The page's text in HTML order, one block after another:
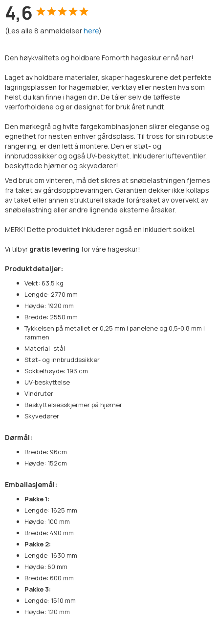
4,6
(Les alle8anmeldelserhere)
Den høykvalitets og holdbare Fornorth hageskur er nå her!
Laget av holdbare materialer, skaper hageskurene det perfekte
lagringsplassen for hagemøbler, verktøy eller nesten hva som
helst du kan finne i hagen din. De tåler selv de tøffeste
værforholdene og er designet for bruk året rundt.
Den mørkegrå og hvite fargekombinasjonen sikrer eleganse og
egnethet for nesten enhver gårdsplass. Til tross for sin robuste
rangering, er den lett å montere. Den er støt- og
innbruddssikker og også UV-beskyttet. Inkluderer lufteventiler,
beskyttede hjørner og skyvedører!
Ved bruk om vinteren, må det sikres at snøbelastningen fjernes
fra taket av gårdsoppbevaringen. Garantien dekker ikke kollaps
av taket eller annen strukturell skade forårsaket av overvekt av
snøbelastning eller andre lignende eksterne årsaker.
MERK! Dette produktet inkluderer også en inkludert sokkel.
Vi tilbyr gratis levering for våre hageskur!
Produktdetaljer:
Vekt: 63,5 kg
Lengde: 2770 mm
Høyde: 1920 mm
Bredde: 2550 mm
Tykkelsen på metallet er 0,25 mm i panelene og 0,5-0,8 mm i
rammen
Material: stål
Støt- og innbruddssikker
Sokkelhøyde: 193 cm
UV-beskyttelse
Vindruter
Beskyttelsesskjermer på hjørner
Skyvedører
Dørmål:
Bredde: 96cm
Høyde: 152cm
Emballasjemål:
Pakke 1:
Lengde: 1625 mm
Høyde: 100 mm
Bredde: 490 mm
Pakke 2:
Lengde: 1630 mm
Høyde: 60 mm
Bredde: 600 mm
Pakke 3:
Lengde: 1510 mm
Høyde: 120 mm